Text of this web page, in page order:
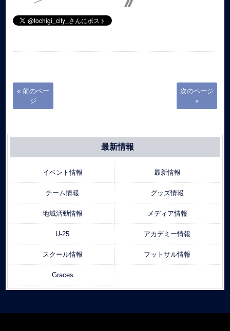
« 前のペー
ジ
次のページ
»
最新情報
イベント情報 最新情報
チーム情報 グッズ情報
地域活動情報 メディア情報
U-25 アカデミー情報
スクール情報 フットサル情報
Graces